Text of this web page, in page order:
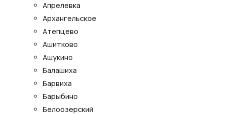
Апрелевка
Архангельское
Атепцево
Ашитково
Ашукино
Балашиха
Барвиха
Барыбино
Белоозерский